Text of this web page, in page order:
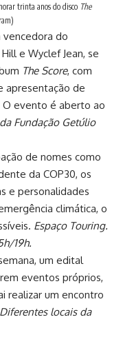
trinta anos do disco The
vencedora do
e Wyclef Jean, se
The Score, com
apresentação de
O evento é aberto ao
Fundação Getúlio
de nomes como
da COP30, os
e personalidades
climática, o
Espaço Touring.
19h.
um edital
eventos próprios,
realizar um encontro
Diferentes locais da